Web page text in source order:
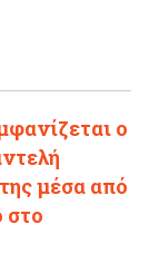
ο
μέσα από
στο